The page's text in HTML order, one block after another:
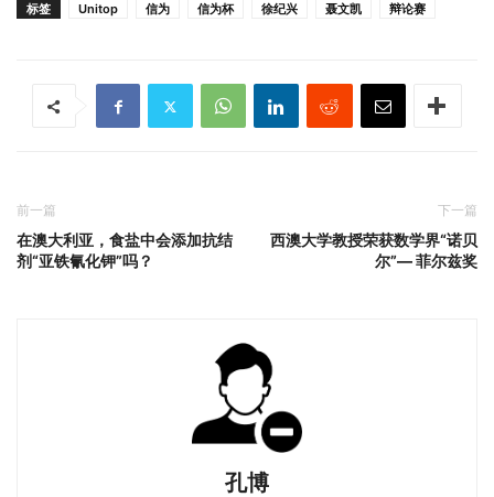
标签 Unitop 信为 信为杯 徐纪兴 聂文凯 辩论赛
前一篇
在澳大利亚，食盐中会添加抗结
剂“亚铁氰化钾”吗？
下一篇
西澳大学教授荣获数学界“诺贝
尔”— 菲尔兹奖
孔博